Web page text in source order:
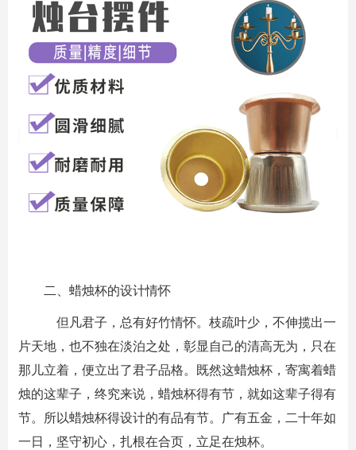
二、蜡烛杯的设计情怀
但凡君子，总有好竹情怀。枝疏叶少，不伸揽出一
片天地，也不独在淡泊之处，彰显自己的清高无为，只在
那儿立着，便立出了君子品格。既然这蜡烛杯，寄寓着蜡
烛的这辈子，终究来说，蜡烛杯得有节，就如这辈子得有
节。所以蜡烛杯得设计的有品有节。
广有五金 ，二十年如
一日，坚守初心，扎根在合页，立足在烛杯。